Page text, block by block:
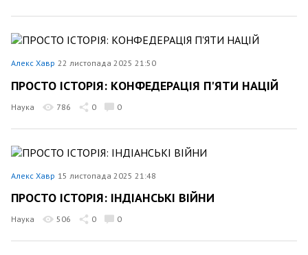
Алекс Хавр 22 листопада 2025 21:50
ПРОСТО ІСТОРІЯ: КОНФЕДЕРАЦІЯ П'ЯТИ НАЦІЙ
Наука 786 0 0
Алекс Хавр 15 листопада 2025 21:48
ПРОСТО ІСТОРІЯ: ІНДІАНСЬКІ ВІЙНИ
Наука 506 0 0